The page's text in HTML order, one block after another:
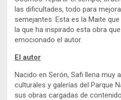
las dificultades, todo para
semejantes. Esta es la Maite
la que ha inspirado esta obra
emocionado el autor.
El autor
Nacido en Serón, Safi llena muy
culturales y galerías del Parque
sus obras cargadas de